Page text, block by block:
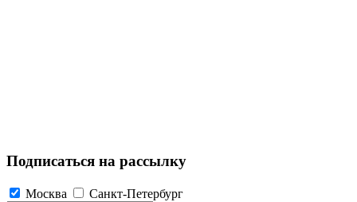
Подписаться на рассылку
Москва Санкт-Петербург